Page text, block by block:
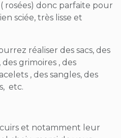
rosées) donc parfaite pour
sciée, très lisse et
réaliser des sacs, des
grimoires , des
, des sangles, des
etc.
et notamment leur